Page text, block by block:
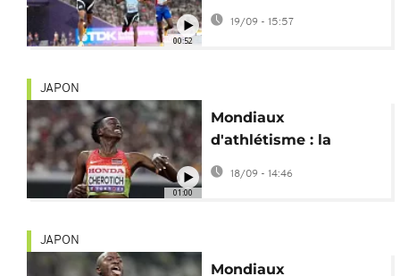
00:52
Botswanais Collen
Kebinatshipi en roi du
19/09 - 15:57
01:00
JAPON
Mondiaux
d'athlétisme : la
Kényane Faith
Cherotich en or sur 3
18/09 - 14:46
JAPON
Mondiaux